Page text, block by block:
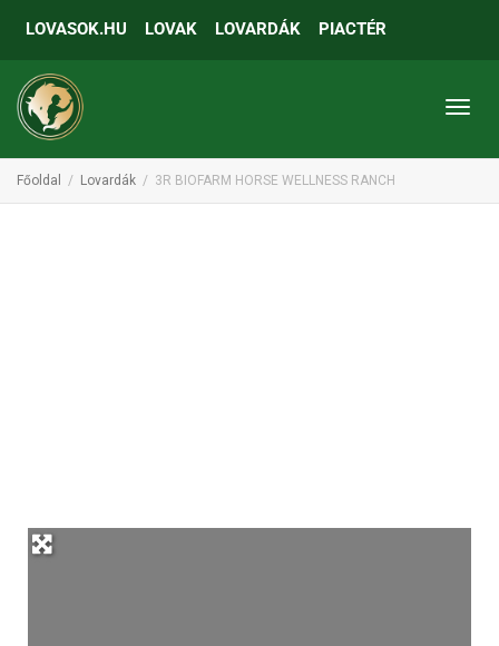
LOVASOK.HU LOVAK LOVARDÁK PIACTÉR
Főoldal Lovardák 3R BIOFARM HORSE WELLNESS RANCH